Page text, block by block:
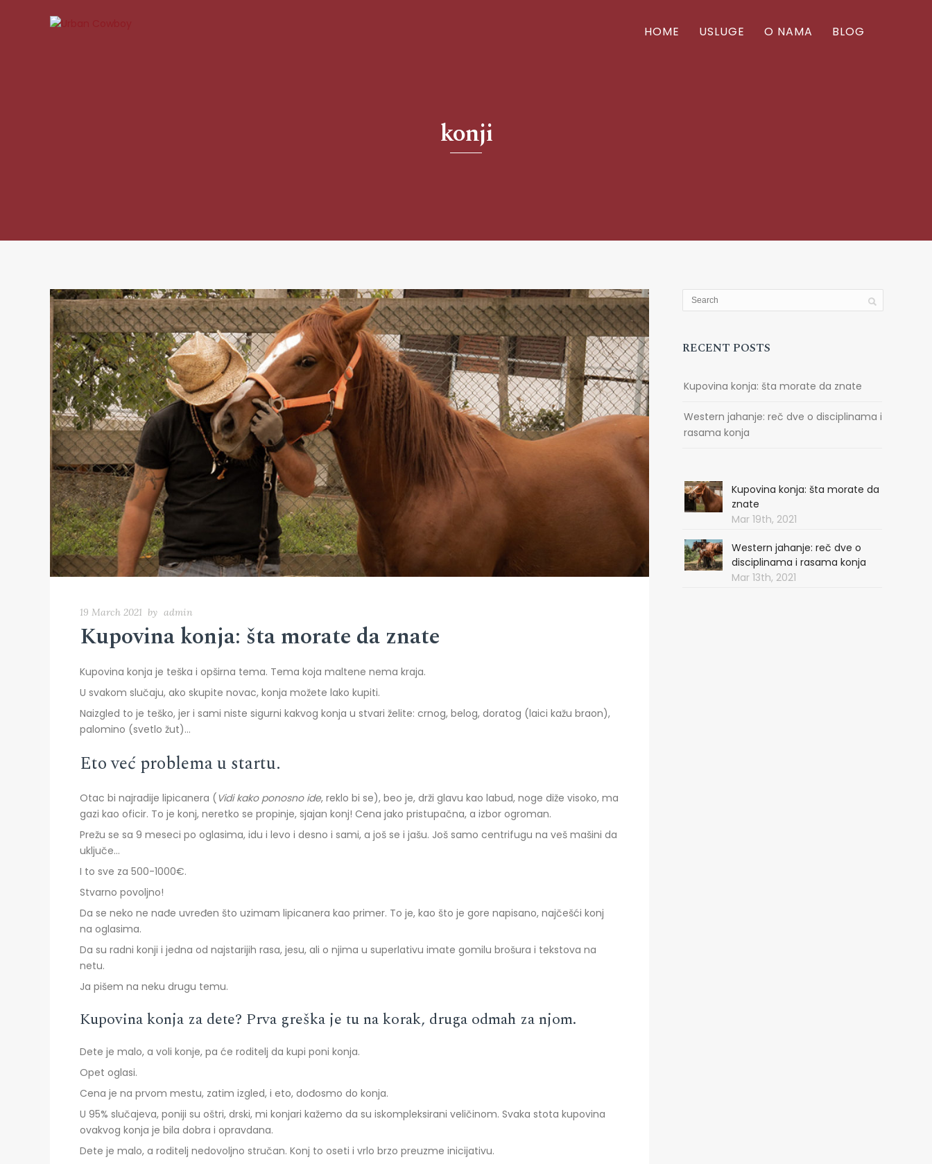
HOME USLUGE O NAMA BLOG
konji
19 March 2021 by admin
Kupovina konja: šta morate da znate
Kupovina konja je teška i opširna tema. Tema koja maltene nema kraja.
U svakom slučaju, ako skupite novac, konja možete lako kupiti.
Naizgled to je teško, jer i sami niste sigurni kakvog konja u stvari želite: crnog, belog, doratog (laici kažu braon),
palomino (svetlo žut)…
Eto već problema u startu.
Otac bi najradije lipicanera ( Vidi kako ponosno ide, reklo bi se), beo je, drži glavu kao labud, noge diže visoko, ma
gazi kao oficir. To je konj, neretko se propinje, sjajan konj! Cena jako pristupačna, a izbor ogroman.
Prežu se sa 9 meseci po oglasima, idu i levo i desno i sami, a još se i jašu. Još samo centrifugu na veš mašini da
uključe…
I to sve za 500-1000€.
Stvarno povoljno!
Da se neko ne nađe uvređen što uzimam lipicanera kao primer. To je, kao što je gore napisano, najčešći konj
na oglasima.
Da su radni konji i jedna od najstarijih rasa, jesu, ali o njima u superlativu imate gomilu brošura i tekstova na
netu.
Ja pišem na neku drugu temu.
Kupovina konja za dete? Prva greška je tu na korak, druga odmah za njom.
Dete je malo, a voli konje, pa će roditelj da kupi poni konja.
Opet oglasi.
Cena je na prvom mestu, zatim izgled, i eto, dođosmo do konja.
U 95% slučajeva, poniji su oštri, drski, mi konjari kažemo da su iskompleksirani veličinom. Svaka stota kupovina
ovakvog konja je bila dobra i opravdana.
Dete je malo, a roditelj nedovoljno stručan. Konj to oseti i vrlo brzo preuzme inicijativu.
RECENT POSTS
Kupovina konja: šta morate da znate
Western jahanje: reč dve o disciplinama i
rasama konja
Kupovina konja: šta morate da
znate
Mar 19th, 2021
Western jahanje: reč dve o
disciplinama i rasama konja
Mar 13th, 2021